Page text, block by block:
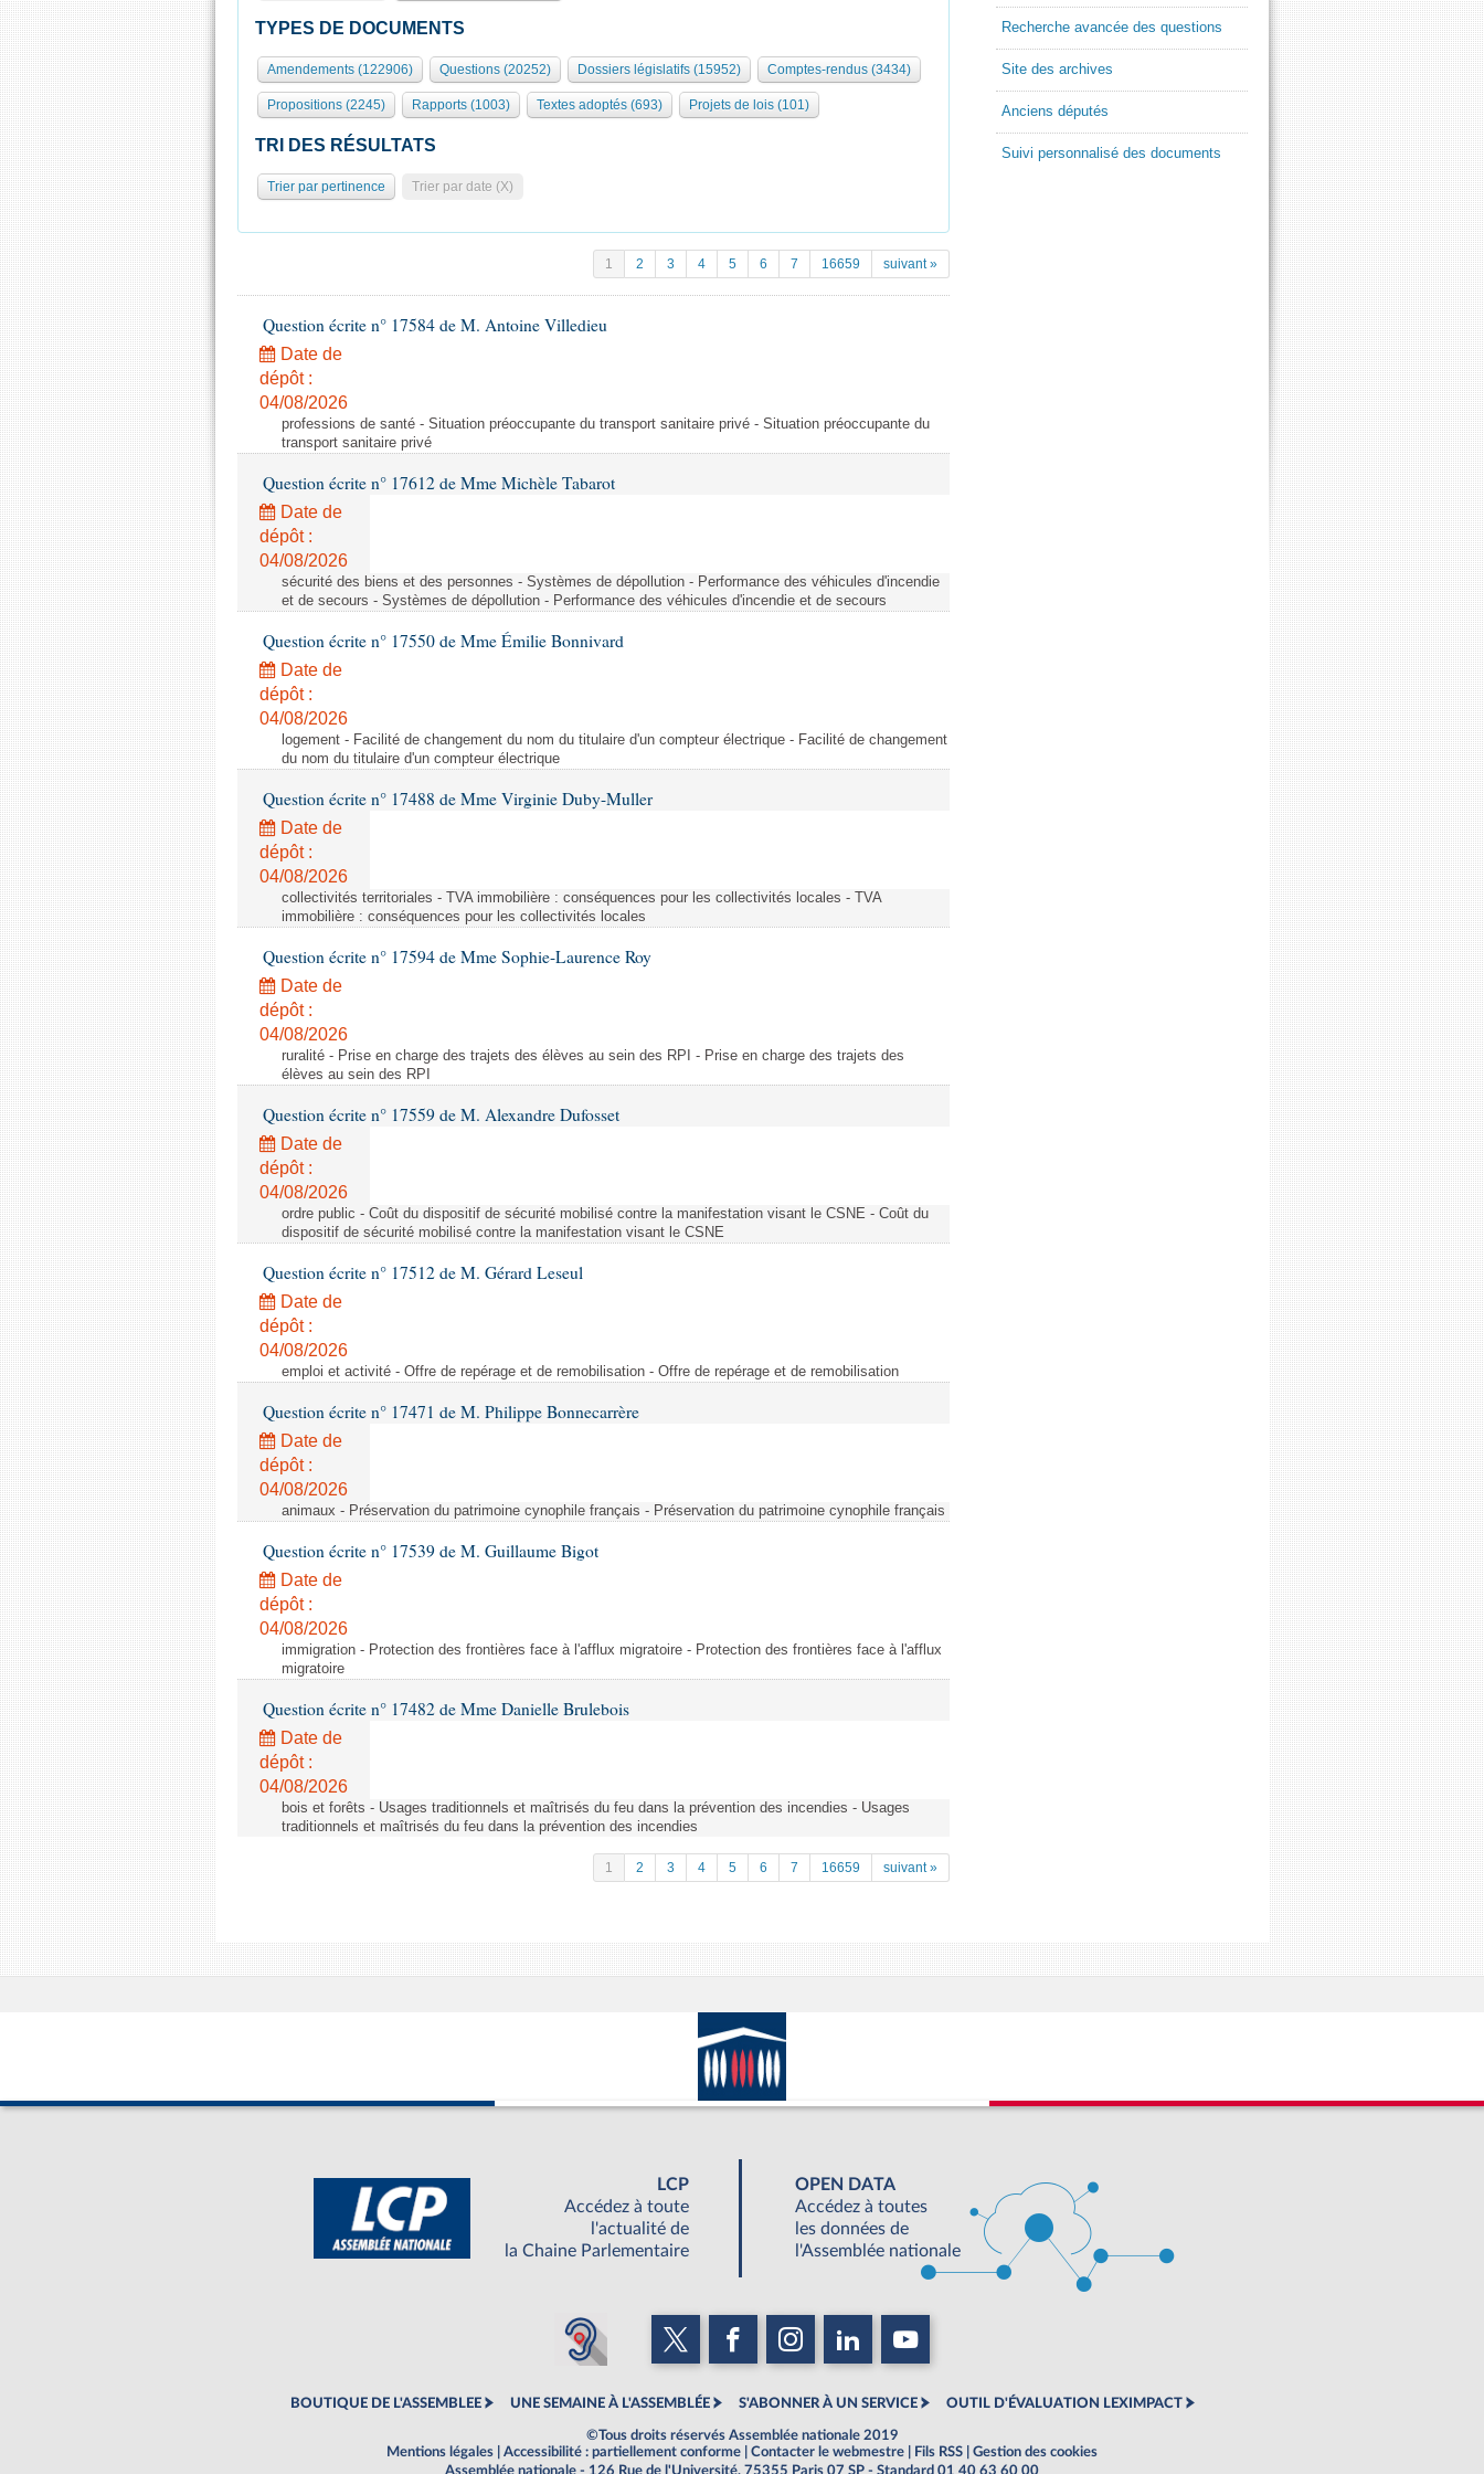
TYPES DE DOCUMENTS
Amendements (122906) Questions (20252) Dossiers législatifs (15952) Comptes-rendus (3434)
Propositions (2245) Rapports (1003) Textes adoptés (693) Projets de lois (101)
TRI DES RÉSULTATS
Trier par pertinence Trier par date (X)
1 2 3 4 5 6 7 16659 suivant »
Question écrite n° 17584 de M. Antoine Villedieu
Date de
dépôt :
04/08/2026
professions de santé - Situation préoccupante du transport sanitaire privé - Situation préoccupante du
transport sanitaire privé
Question écrite n° 17612 de Mme Michèle Tabarot
Date de
dépôt :
04/08/2026
sécurité des biens et des personnes - Systèmes de dépollution - Performance des véhicules d'incendie
et de secours - Systèmes de dépollution - Performance des véhicules d'incendie et de secours
Question écrite n° 17550 de Mme Émilie Bonnivard
Date de
dépôt :
04/08/2026
logement - Facilité de changement du nom du titulaire d'un compteur électrique - Facilité de changement
du nom du titulaire d'un compteur électrique
Question écrite n° 17488 de Mme Virginie Duby-Muller
Date de
dépôt :
04/08/2026
collectivités territoriales - TVA immobilière : conséquences pour les collectivités locales - TVA
immobilière : conséquences pour les collectivités locales
Question écrite n° 17594 de Mme Sophie-Laurence Roy
Date de
dépôt :
04/08/2026
ruralité - Prise en charge des trajets des élèves au sein des RPI - Prise en charge des trajets des
élèves au sein des RPI
Question écrite n° 17559 de M. Alexandre Dufosset
Date de
dépôt :
04/08/2026
ordre public - Coût du dispositif de sécurité mobilisé contre la manifestation visant le CSNE - Coût du
dispositif de sécurité mobilisé contre la manifestation visant le CSNE
Question écrite n° 17512 de M. Gérard Leseul
Date de
dépôt :
04/08/2026
emploi et activité - Offre de repérage et de remobilisation - Offre de repérage et de remobilisation
Question écrite n° 17471 de M. Philippe Bonnecarrère
Date de
dépôt :
04/08/2026
animaux - Préservation du patrimoine cynophile français - Préservation du patrimoine cynophile français
Question écrite n° 17539 de M. Guillaume Bigot
Date de
dépôt :
04/08/2026
immigration - Protection des frontières face à l'afflux migratoire - Protection des frontières face à l'afflux
migratoire
Question écrite n° 17482 de Mme Danielle Brulebois
Date de
dépôt :
04/08/2026
bois et forêts - Usages traditionnels et maîtrisés du feu dans la prévention des incendies - Usages
traditionnels et maîtrisés du feu dans la prévention des incendies
1 2 3 4 5 6 7 16659 suivant »
Recherche avancée des questions
Site des archives
Anciens députés
Suivi personnalisé des documents
LCP
Accédez à toute
l'actualité de
la Chaine Parlementaire
OPEN DATA
Accédez à toutes
les données de
l'Assemblée nationale
BOUTIQUE DE L'ASSEMBLEE UNE SEMAINE À L'ASSEMBLÉE S'ABONNER À UN SERVICE OUTIL D'ÉVALUATION LEXIMPACT
©Tous droits réservés Assemblée nationale 2019
Mentions légales
Accessibilité : partiellement conforme Contacter le webmestre Fils RSS
Gestion des cookies
Assemblée nationale - 126 Rue de l'Université, 75355 Paris 07 SP - Standard 01 40 63 60 00